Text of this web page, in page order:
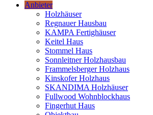
Anbieter
Holzhäuser
Regnauer Hausbau
KAMPA Fertighäuser
Keitel Haus
Stommel Haus
Sonnleitner Holzhausbau
Frammelsberger Holzhaus
Kinskofer Holzhaus
SKANDIMA Holzhäuser
Fullwood Wohnblockhaus
Fingerhut Haus